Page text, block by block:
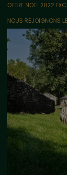
OFFRE NOËL 2022
NOUS REJOIGNONS